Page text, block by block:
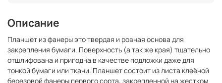
Описание
Планшет из фанеры это твердая и ровная основа для
закрепления бумаги. Поверхность (а так же края) тщательно
отшлифована и пригодна в качестве подложки даже для
тонкой бумаги или ткани. Планшет состоит из листа клеёной
березовой фанеры первого сорта, закрепленной на жестком